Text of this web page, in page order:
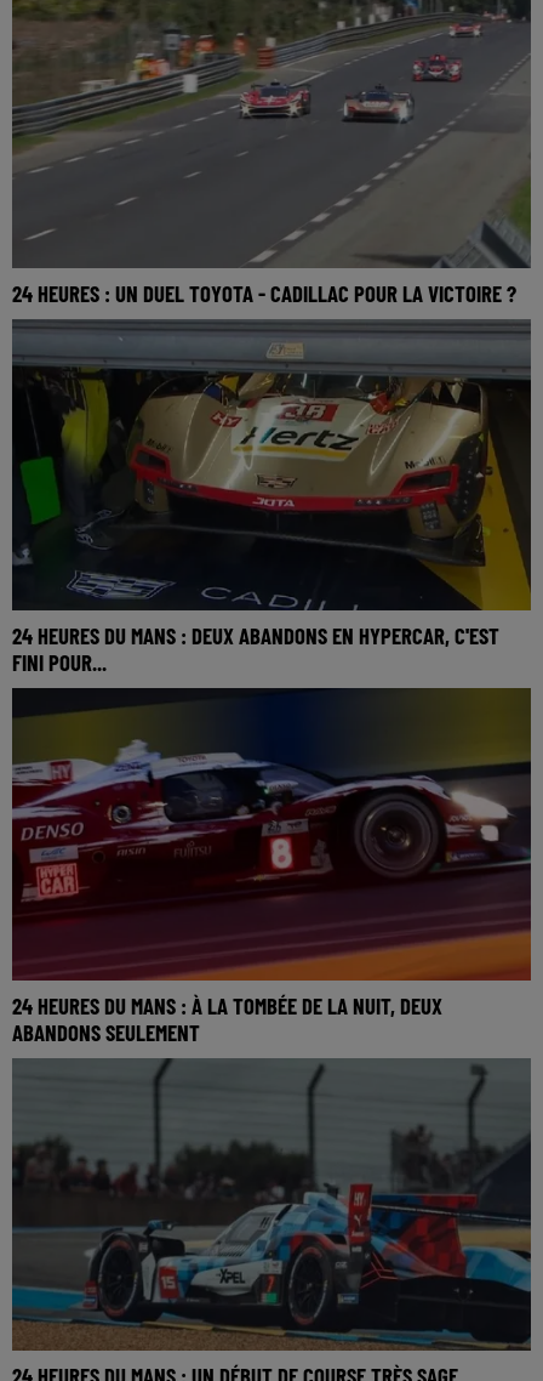
24 HEURES : UN DUEL TOYOTA - CADILLAC POUR LA VICTOIRE ?
24 HEURES DU MANS : DEUX ABANDONS EN HYPERCAR, C'EST
FINI POUR...
24 HEURES DU MANS : À LA TOMBÉE DE LA NUIT, DEUX
ABANDONS SEULEMENT
24 HEURES DU MANS : UN DÉBUT DE COURSE TRÈS SAGE